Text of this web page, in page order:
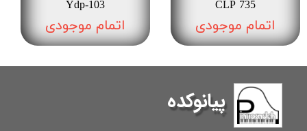
CLP 735
اتمام موجودی
Ydp-103
اتمام موجودی
پیانوکده